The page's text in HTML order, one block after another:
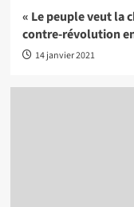
« Le peuple veut la
contre-révolution
14 janvier 2021